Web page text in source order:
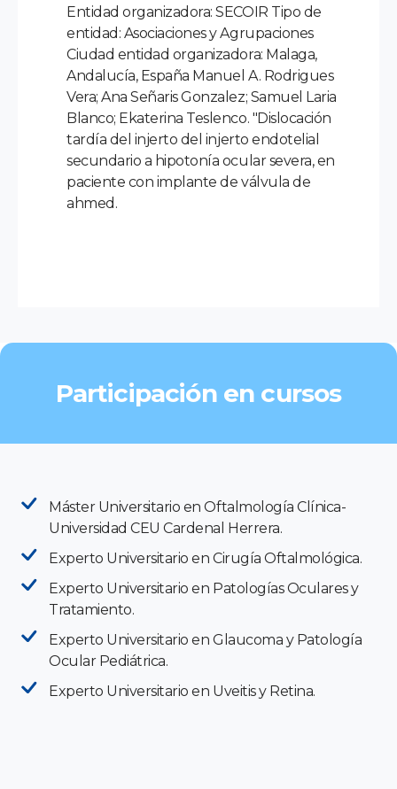
Entidad organizadora: SECOIR Tipo de
entidad: Asociaciones y Agrupaciones
Ciudad entidad organizadora: Malaga,
Andalucía, España Manuel A. Rodrigues
Vera; Ana Señaris Gonzalez; Samuel Laria
Blanco; Ekaterina Teslenco. "Dislocación
tardía del injerto del injerto endotelial
secundario a hipotonía ocular severa, en
paciente con implante de válvula de
ahmed.
Participación en cursos
Máster Universitario en Oftalmología Clínica-
Universidad CEU Cardenal Herrera.
Experto Universitario en Cirugía Oftalmológica.
Experto Universitario en Patologías Oculares y
Tratamiento.
Experto Universitario en Glaucoma y Patología
Ocular Pediátrica.
Experto Universitario en Uveitis y Retina.